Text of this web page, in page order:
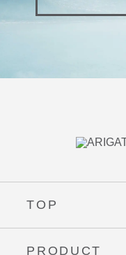
TOP
PRODUCT